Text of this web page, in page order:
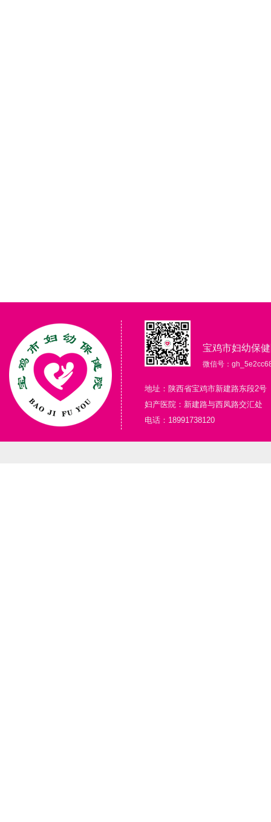
宝鸡市妇幼保
微信号：
地址：陕西省宝鸡市新建路东段2号
妇产医院：新建路与西凤路交汇处
电话：18991738120